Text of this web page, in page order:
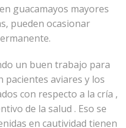
guacamayos mayores
pueden ocasionar
un buen trabajo para
pacientes aviares y los
con respecto a la cría ,
de la salud . Eso se
en cautividad tienen